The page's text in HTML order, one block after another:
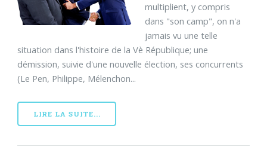
multiplient, y compris
dans "son camp", on n'a
jamais vu une telle
situation dans l'histoire de la Vè République; une
démission, suivie d'une nouvelle élection, ses concurrents
(Le Pen, Philippe, Mélenchon...
LIRE LA SUITE...